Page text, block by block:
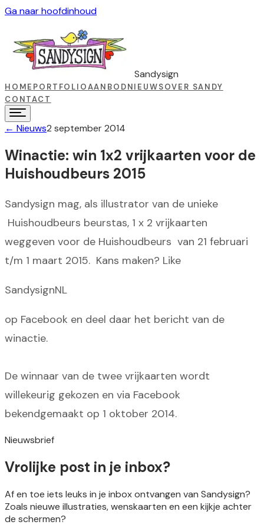
Ga naar hoofdinhoud
Sandysign
HOME PORTFOLIOAANBODNIEUWSOVER SANDY
CONTACT
← Nieuws2 september 2014
Winactie: win 1x2 vrijkaarten voor de
Huishoudbeurs 2015
Sandysign mag, als illustrator van de unieke
Huishoudbeurs beurstas, 1 x 2 vrijkaarten
weggeven voor de Huishoudbeurs van 21 februari
t/m 1 maart 2015. Kans maken? Like
SandysignNL
op Facebook en deel daar het bericht van de
winactie.
De winnaar van de twee vrijkaarten wordt
willekeurig gekozen en via Facebook
bekendgemaakt op 1 oktober 2014.
Nieuwsbrief
Vrolijke post in je inbox?
Af en toe iets leuks in je inbox ontvangen van Sandysign?
Zoals nieuwe illustraties, wenskaarten en een kijkje achter
de schermen?